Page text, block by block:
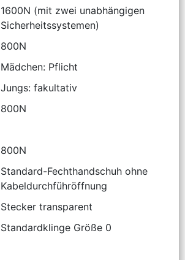
1600N (mit zwei unabhängigen
Sicherheitssystemen)
800N
Mädchen: Pflicht
Jungs: fakultativ
800N
800N
Standard-Fechthandschuh ohne
Kabeldurchführöffnung
Stecker transparent
Standardklinge Größe 0